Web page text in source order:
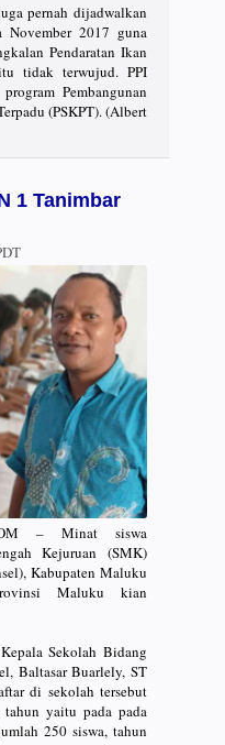
pernah dijadwalkan
November 2017 guna
Pendaratan Ikan
tidak terwujud. PPI
Pembangunan
(PSKPT). (Albert
1 Tanimbar
– Minat siswa
Kejuruan (SMK)
Kabupaten Maluku
Maluku kian
Sekolah Bidang
Baltasar Buarlely, ST
di sekolah tersebut
yaitu pada pada
250 siswa, tahun